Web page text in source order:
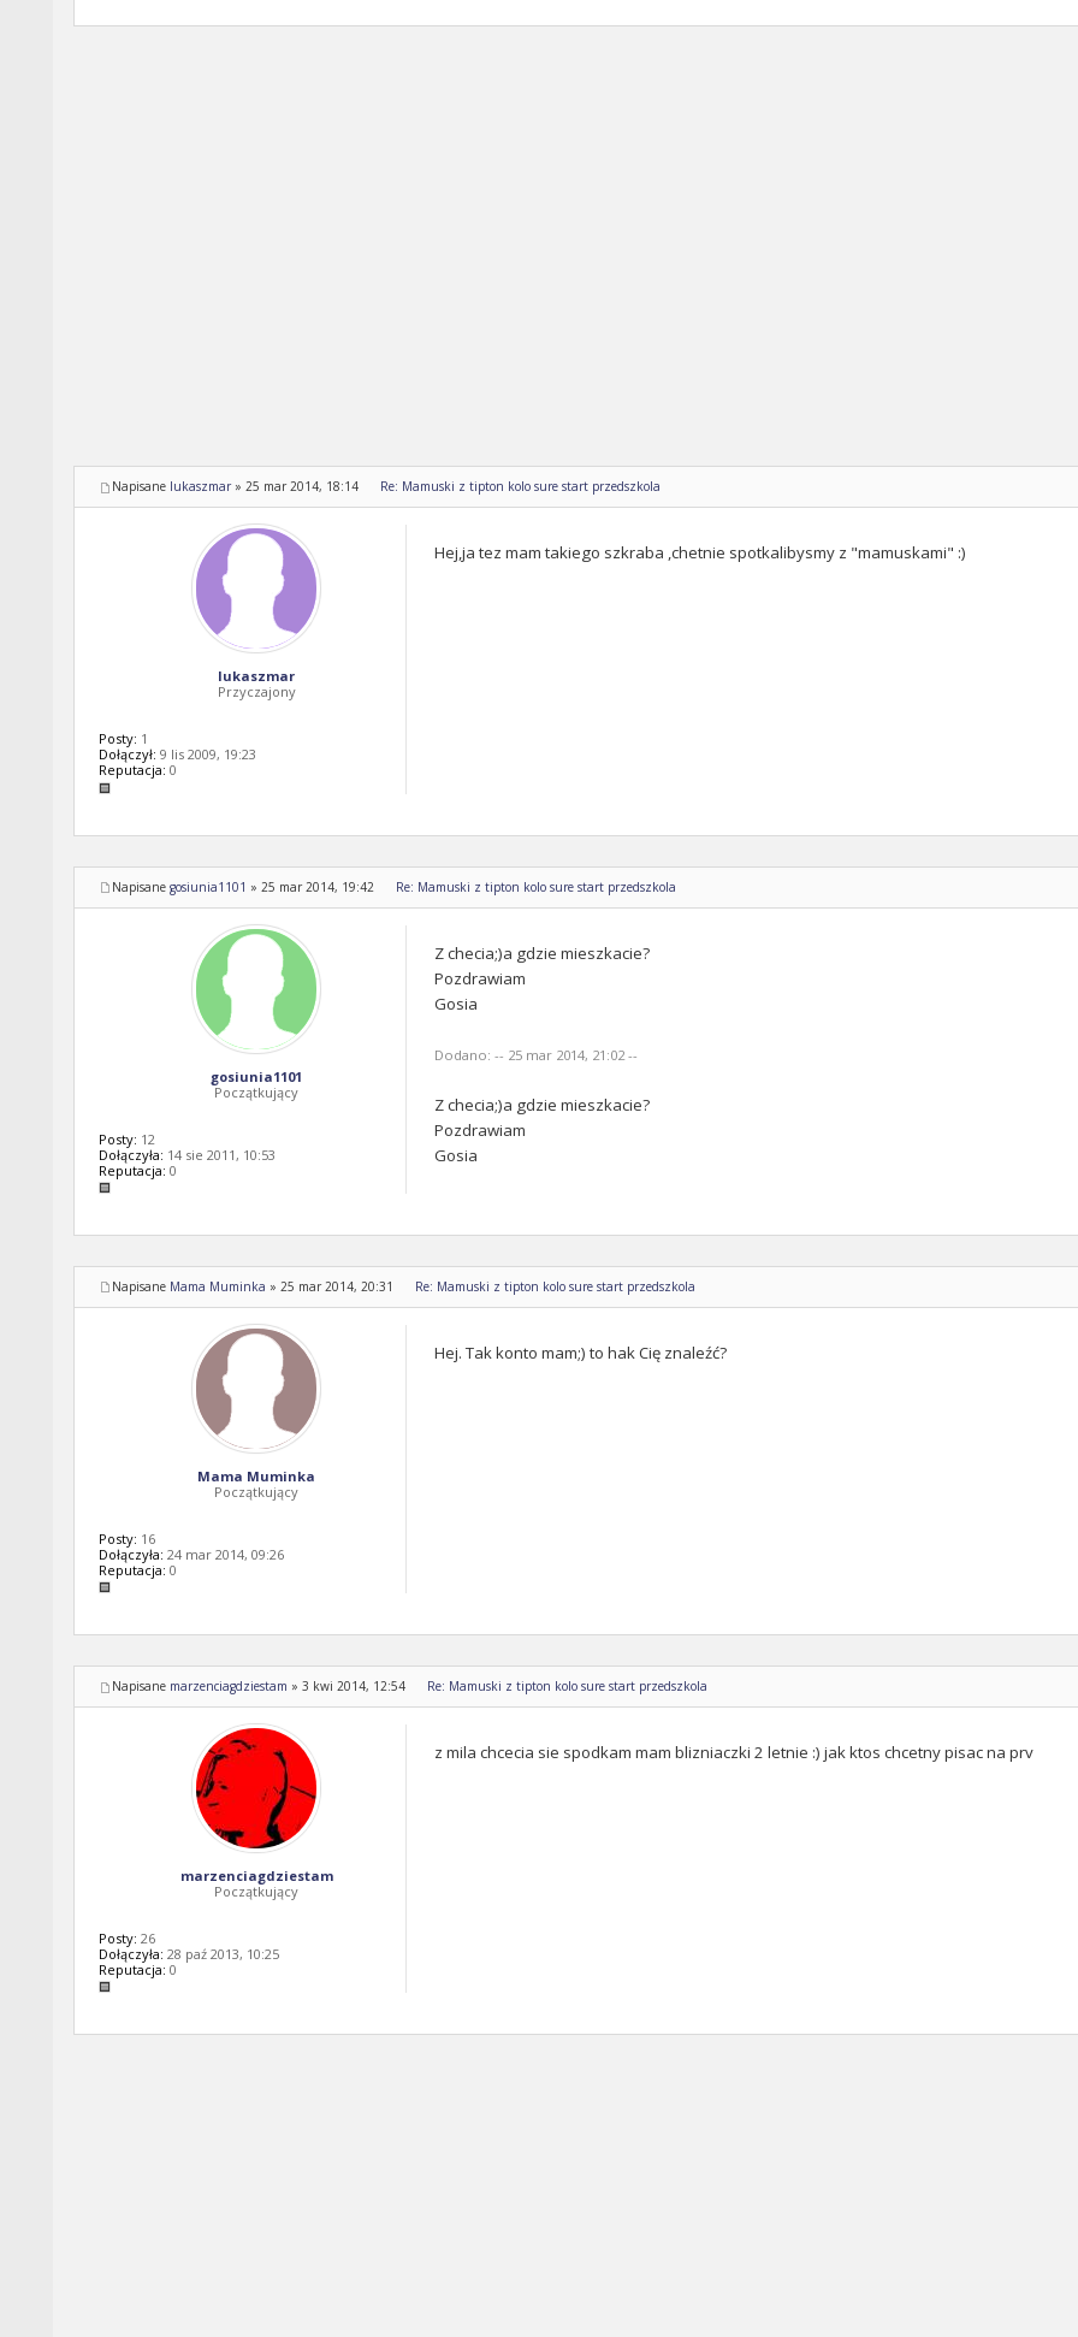
Napisane lukaszmar» 25 mar 2014, 18:14 Re: Mamuski z tipton kolo sure start przedszkola
Hej,ja tez mam takiego szkraba ,chetnie spotkalibysmy z "mamuskami" :)
lukaszmar
Przyczajony
Posty: 1
Dołączył: 9 lis 2009, 19:23
Reputacja: 0
Napisane gosiunia1101 » 25 mar 2014, 19:42 Re: Mamuski z tipton kolo sure start przedszkola
Z checia;)a gdzie mieszkacie?
Pozdrawiam
Gosia
Dodano: -- 25 mar 2014, 21:02 --
Z checia;)a gdzie mieszkacie?
Pozdrawiam
Gosia
gosiunia1101
Początkujący
Posty: 12
Dołączyła: 14 sie 2011, 10:53
Reputacja: 0
Napisane Mama Muminka » 25 mar 2014, 20:31 Re: Mamuski z tipton kolo sure start przedszkola
Hej. Tak konto mam;) to hak Cię znaleźć?
Mama Muminka
Początkujący
Posty: 16
Dołączyła: 24 mar 2014, 09:26
Reputacja: 0
Napisane marzenciagdziestam » 3 kwi 2014, 12:54 Re: Mamuski z tipton kolo sure start przedszkola
z mila chcecia sie spodkam mam blizniaczki 2 letnie :) jak ktos chcetny pisac na prv
marzenciagdziestam
Początkujący
Posty: 26
Dołączyła: 28 paź 2013, 10:25
Reputacja: 0